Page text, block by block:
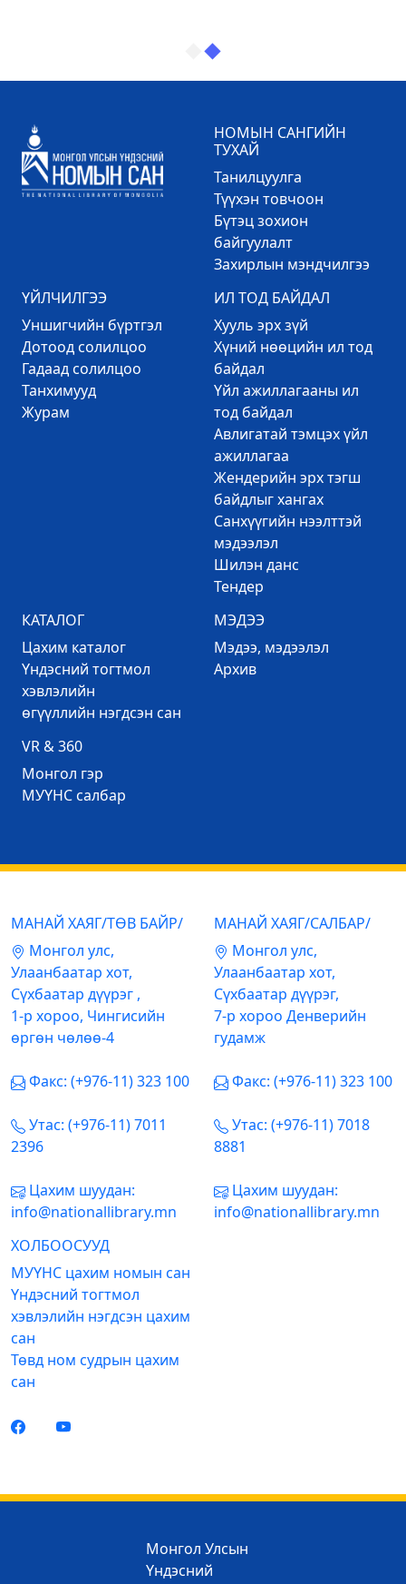
НОМЫН САНГИЙН
ТУХАЙ
Танилцуулга
Түүхэн товчоон
Бүтэц зохион
байгуулалт
Захирлын мэндчилгээ
ҮЙЛЧИЛГЭЭ
Уншигчийн бүртгэл
Дотоод солилцоо
Гадаад солилцоо
Танхимууд
Журам
ИЛ ТОД БАЙДАЛ
Хууль эрх зүй
Хүний нөөцийн ил тод
байдал
Үйл ажиллагааны ил
тод байдал
Авлигатай тэмцэх үйл
ажиллагаа
Жендерийн эрх тэгш
байдлыг хангах
Санхүүгийн нээлттэй
мэдээлэл
Шилэн данс
Тендер
КАТАЛОГ
Цахим каталог
Үндэсний тогтмол
хэвлэлийн
өгүүллийн нэгдсэн сан
МЭДЭЭ
Mэдээ, мэдээлэл
Архив
VR & 360
Mонгол гэр
МУҮНС салбар
МАНАЙ ХАЯГ/ТӨВ БАЙР/
Mонгол улс,
Улаанбаатар хот,
Сүхбаатар дүүрэг ,
1-р хороо, Чингисийн
өргөн чөлөө-4
Факс: (+976-11) 323 100
Утас: (+976-11) 7011
2396
Цахим шуудан:
info@nationallibrary.mn
МАНАЙ ХАЯГ/САЛБАР/
Mонгол улс,
Улаанбаатар хот,
Сүхбаатар дүүрэг,
7-р хороо Денверийн
гудамж
Факс: (+976-11) 323 100
Утас: (+976-11) 7018
8881
Цахим шуудан:
info@nationallibrary.mn
ХОЛБООСУУД
МУҮНС цахим номын сан
Үндэсний тогтмол
хэвлэлийн нэгдсэн цахим
сан
Төвд ном судрын цахим
сан
Монгол Улсын
Үндэсний